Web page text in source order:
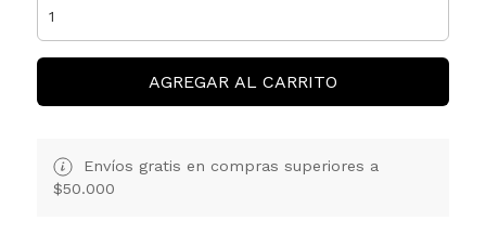
AGREGAR AL CARRITO
Envíos gratis en compras superiores a
$50.000